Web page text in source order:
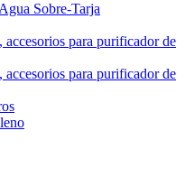
Sobre-Tarja
accesorios para purificador de
accesorios para purificador de